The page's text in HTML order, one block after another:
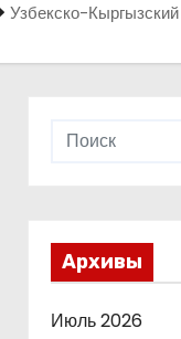
Узбекско-
Архивы
Июль 2026